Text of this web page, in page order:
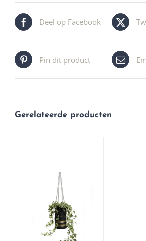
Deel op Facebook
Pin dit product
Gerelateerde producten